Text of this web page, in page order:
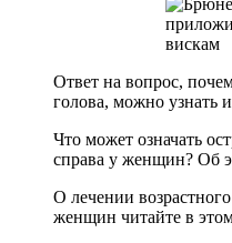
Ответ на вопрос,
голова, можно узнать
Что может означать
справа у женщин? Об
О лечении
женщин читайте в